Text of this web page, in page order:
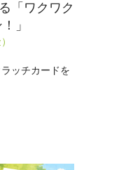
「ワクワク
」
ッチカードを